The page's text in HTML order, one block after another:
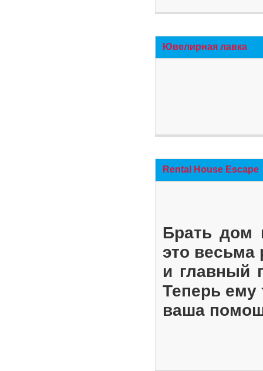
Ювелирная лавка
Rental House Escape
Брать дом
это весьма
и главный
Теперь ему
ваша